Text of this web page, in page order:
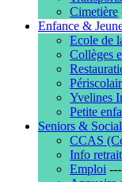
Cimetière
Enfance &
Ecole de
Collèges
Yvelines
Petite
Seniors & Social
CCAS
Info
Emploi